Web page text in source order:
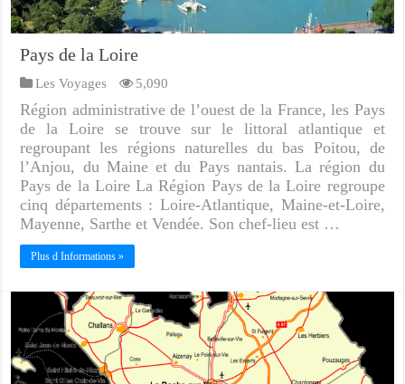
Pays de la Loire
Les Voyages 5,090
Région administrative de l’ouest de la France, les Pays
de la Loire se trouve sur le littoral atlantique et
regroupant les régions naturelles du bas Poitou, de
l’Anjou, du Maine et du Pays nantais. La région du
Pays de la Loire La Région Pays de la Loire regroupe
cinq départements : Loire-Atlantique, Maine-et-Loire,
Mayenne, Sarthe et Vendée. Son chef-lieu est …
Plus d Informations »